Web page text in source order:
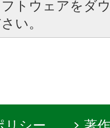
トウェアをダ
い。